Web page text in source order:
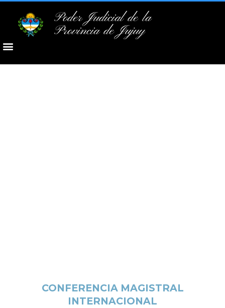
Poder Judicial de la
Provincia de Jujuy
CONFERENCIA MAGISTRAL
INTERNACIONAL